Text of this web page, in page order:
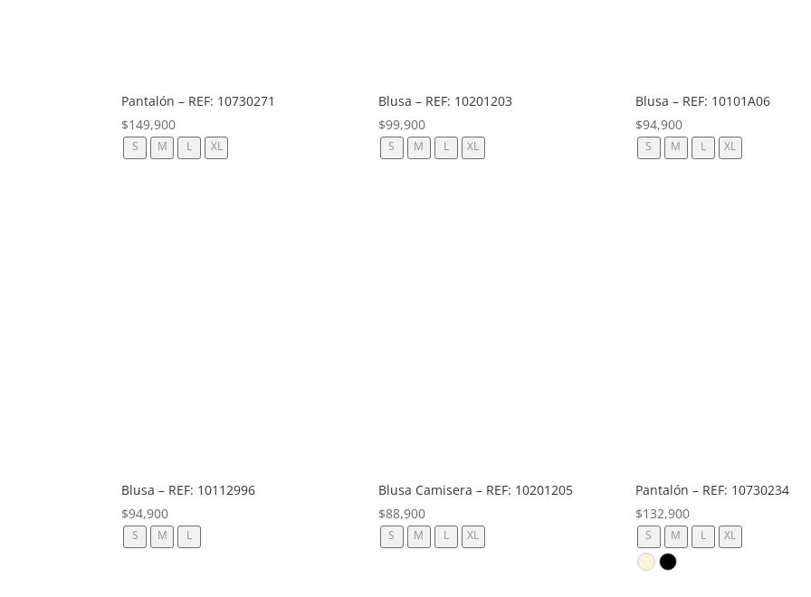
Pantalón – REF: 10730271
$149,900
S M L XL
Blusa – REF: 10201203
$99,900
S M L XL
Blusa – REF: 10101A06
$94,900
S M L XL
Blusa – REF: 10112996
$94,900
S M L
Blusa Camisera – REF: 10201205
$88,900
S M L XL
Pantalón – REF: 10730234
$132,900
S M L XL